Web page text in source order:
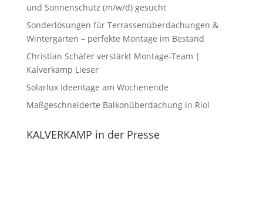
und Sonnenschutz (m/w/d) gesucht
Sonderlösungen für Terrassenüberdachungen &
Wintergärten – perfekte Montage im Bestand
Christian Schäfer verstärkt Montage-Team |
Kalverkamp Lieser
Solarlux Ideentage am Wochenende
Maßgeschneiderte Balkonüberdachung in Riol
KALVERKAMP in der Presse